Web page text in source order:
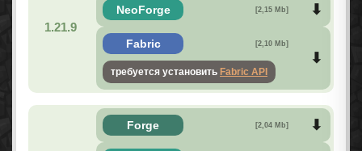
1.21.9
NeoForge [2,15 Mb]
Fabric [2,10 Mb]
требуется установить Fabric API
Forge [2,04 Mb]